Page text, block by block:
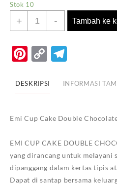
Stok 10
+
Kuantitas
Emi
Cake
- Tambah ke
Pinterest
Copy
DESKRIPSI INFORMASI
Emi Cup Cake Double
EMI CUP CAKE DOUBLE
yang dirancang untuk melayani
dipanggang dalam kertas tipis
Dapat di santap bersama